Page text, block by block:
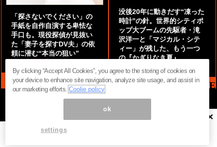
「探さないでください」の
手紙を自作自演する卑怯な
手口も。現役探偵が見抜い
た「妻子を探すDV夫」の依
頼に潜む“本当の狙い”
没後20年に動きだす“凍った
時計”の針。世界的シティポ
ップ大ブームの先駆者・滝
沢洋一と「マジカル・シテ
ィー」が残した、もう一つ
の『かぎりなき夏』
MAG2 NEWS HEADLINE
ページ内の商標は全て商標権者に属します。無断転載を禁じます。 ©
まぐまぐ！
×
By clicking “Accept All Cookies”, you agree to the storing of cookies on
your device to enhance site navigation, analyze site usage, and assist in
our marketing efforts.Coolie policy
ok
settings